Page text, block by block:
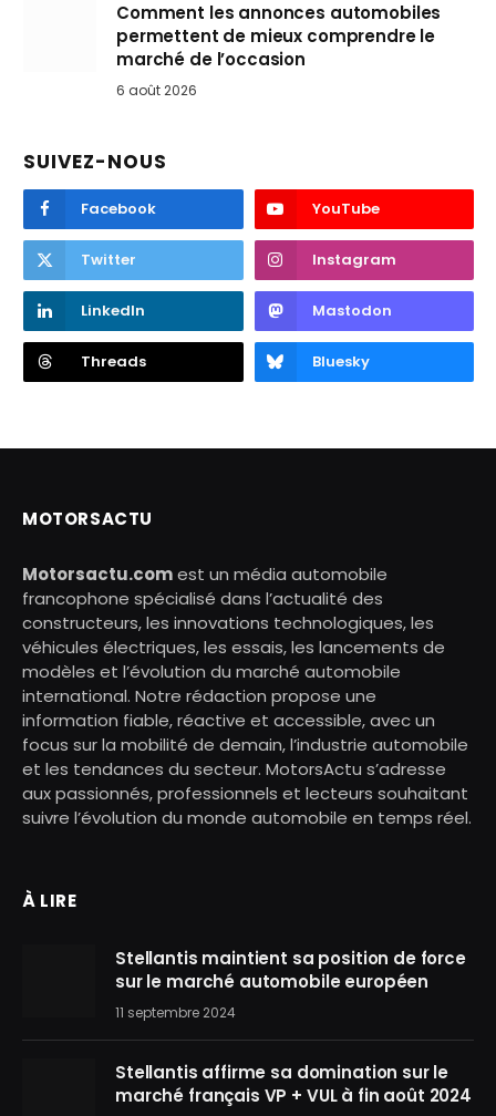
Comment les annonces automobiles
permettent de mieux comprendre le
marché de l’occasion
6 août 2026
SUIVEZ-NOUS
Facebook YouTube
Twitter Instagram
LinkedIn Mastodon
Threads Bluesky
MOTORSACTU
Motorsactu.comest un média automobile
francophone spécialisé dans l’actualité des
constructeurs, les innovations technologiques, les
véhicules électriques, les essais, les lancements de
modèles et l’évolution du marché automobile
international. Notre rédaction propose une
information fiable, réactive et accessible, avec un
focus sur la mobilité de demain, l’industrie automobile
et les tendances du secteur. MotorsActu s’adresse
aux passionnés, professionnels et lecteurs souhaitant
suivre l’évolution du monde automobile en temps réel.
À LIRE
Stellantis maintient sa position de force
sur le marché automobile européen
11 septembre 2024
Stellantis affirme sa domination sur le
marché français VP + VUL à fin août 2024